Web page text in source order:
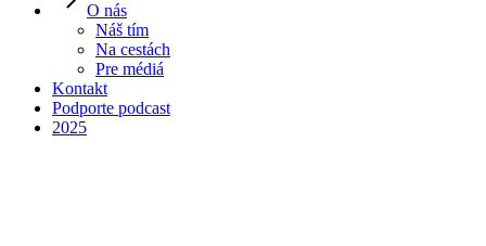
O nás
Náš tím
Na cestách
Pre médiá
Kontakt
Podporte podcast
2025